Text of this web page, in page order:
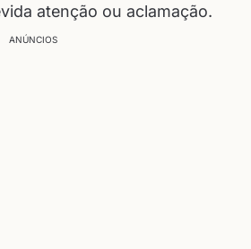
atenção ou aclamação.
ANÚNCIOS